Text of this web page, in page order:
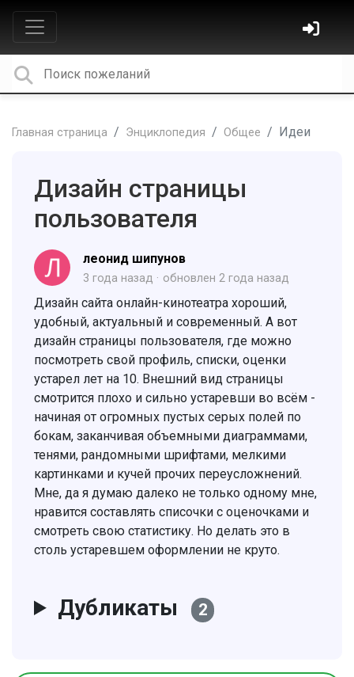
Главная страница Энциклопедия Общее Идеи
Дизайн страницы
пользователя
леонид шипунов
3 года назад обновлен 2 года назад
Дизайн сайта онлайн-кинотеатра хороший,
удобный, актуальный и современный. А вот
дизайн страницы пользователя, где можно
посмотреть свой профиль, списки, оценки
устарел лет на 10. Внешний вид страницы
смотрится плохо и сильно устаревши во всём -
начиная от огромных пустых серых полей по
бокам, заканчивая объемными диаграммами,
тенями, рандомными шрифтами, мелкими
картинками и кучей прочих переусложнений.
Мне, да я думаю далеко не только одному мне,
нравится составлять списочки с оценочками и
смотреть свою статистику. Но делать это в
столь устаревшем оформлении не круто.
Дубликаты 2